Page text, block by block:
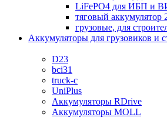
LiFePO4 для ИБП и
тяговый аккумулятор
грузовые, для
Аккумуляторы для грузовиков и
D23
bci31
truck-c
UniPlus
Аккумуляторы RDrive
Аккумуляторы MOLL